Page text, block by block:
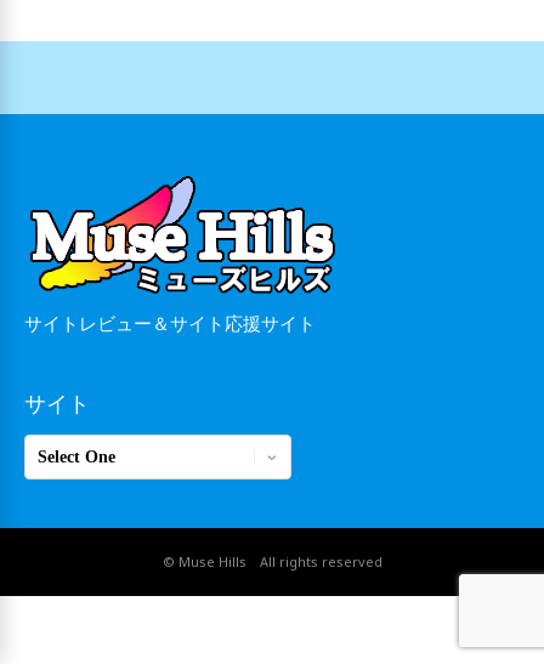
サイトレビュー＆サイト応援サイト
サイト
サ
イ
© Muse Hills All rights reserved